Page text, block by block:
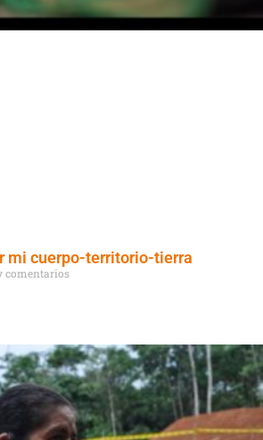
mi cuerpo-territorio-tierra
comentarios